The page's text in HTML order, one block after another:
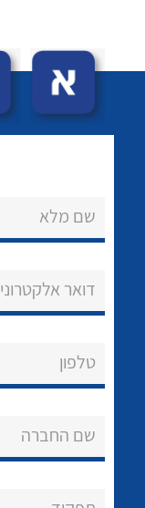
לכל מוצרי היצרן
שם מלא
דואר אלקטרוני
טלפון
שם החברה